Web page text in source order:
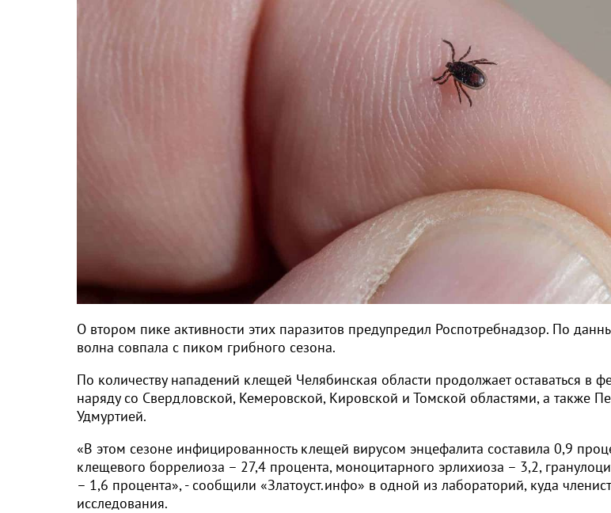
О втором пике активности этих паразитов предупредил Роспотребнадзор. По
волна совпала с пиком грибного сезона.
По количеству нападений клещей Челябинская области продолжает оставаться в
наряду со Свердловской, Кемеровской, Кировской и Томской областями, а также
Удмуртией.
«В этом сезоне инфицированность клещей вирусом энцефалита составила 0,9
клещевого боррелиоза – 27,4 процента, моноцитарного эрлихиоза – 3,2,
– 1,6 процента», - сообщили «Златоуст.инфо» в одной из лабораторий, куда
исследования.